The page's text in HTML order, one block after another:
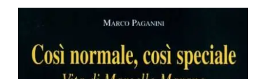
BIOGRAFIE
ATTUALITÀ